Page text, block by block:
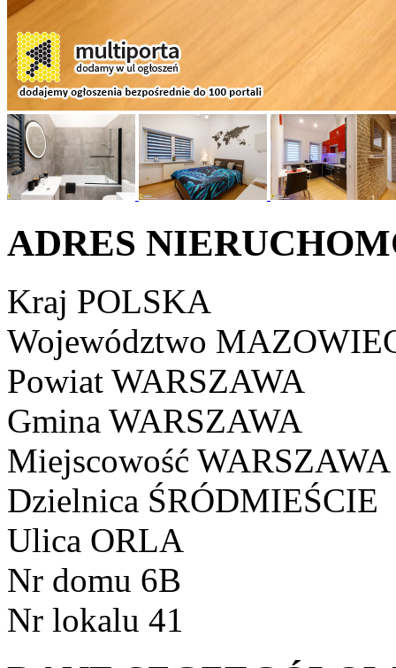
ADRES
Kraj POLSKA
Województwo
Powiat WARSZAWA
Gmina WARSZAWA
Miejscowość WARSZAWA
Dzielnica ŚRÓDMIEŚCIE
Ulica ORLA
Nr domu 6B
Nr lokalu 41